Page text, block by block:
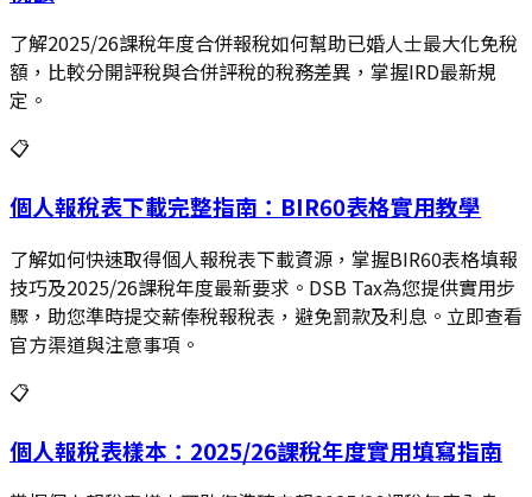
了解2025/26課稅年度合併報稅如何幫助已婚人士最大化免稅
額，比較分開評稅與合併評稅的稅務差異，掌握IRD最新規
定。
📋
個人報稅表下載完整指南：BIR60表格實用教學
了解如何快速取得個人報稅表下載資源，掌握BIR60表格填報
技巧及2025/26課稅年度最新要求。DSB Tax為您提供實用步
驟，助您準時提交薪俸稅報稅表，避免罰款及利息。立即查看
官方渠道與注意事項。
📋
個人報稅表樣本：2025/26課稅年度實用填寫指南